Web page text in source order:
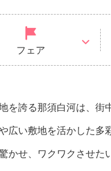
フェア
を誇る那須白河は、街
広い敷地を活かした多
かせ、ワクワクさせた